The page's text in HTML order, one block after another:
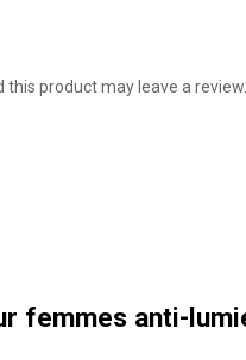
product may leave a review.
femmes anti-